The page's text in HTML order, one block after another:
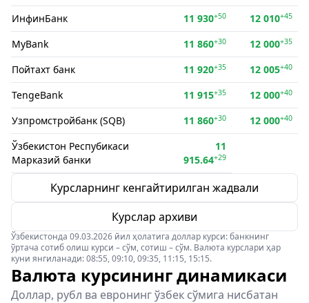
ИнфинБанк 11 930+50 12 010+45
MyBank 11 860+30 12 000+35
Пойтахт банк 11 920+35 12 005+40
TengeBank 11 915+35 12 000+40
Узпромстройбанк (SQB) 11 860+30 12 000+40
Ўзбекистон Респубикаси
Марказий банки
11
915.64+29
Курсларнинг кенгайтирилган жадвали
Курслар архиви
Ўзбекистонда 09.03.2026 йил ҳолатига доллар курси: банкнинг
ўртача сотиб олиш курси – сўм, сотиш – сўм. Валюта курслари ҳар
куни янгиланади: 08:55, 09:10, 09:35, 11:15, 15:15.
Валюта курсининг динамикаси
Доллар, рубл ва евронинг ўзбек сўмига нисбатан